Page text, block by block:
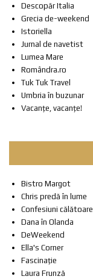
Descopăr Italia
Grecia de-weekend
Istoriella
Jurnal de navetist
Lumea Mare
Romândra.ro
Tuk Tuk Travel
Umbria în buzunar
Vacanțe, vacanțe!
Bistro Margot
Chris predă în lume
Confesiuni călătoare
Dana în Olanda
DeWeekend
Ella's Corner
Fascinație
Laura Frunză